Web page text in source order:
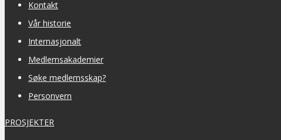
Kontakt
Vår historie
Internasjonalt
Medlemsakademier
Søke medlemsskap?
Personvern
PROSJEKTER